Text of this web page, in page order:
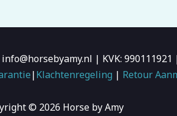
| KVK:
|Klachtenregeling | Retour
© 2026 Horse by Amy